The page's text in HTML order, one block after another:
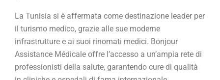
La Tunisia si è affermata come destinazione leader per
il turismo medico, grazie alle sue moderne
infrastrutture e ai suoi rinomati medici. Bonjour
Assistance Médicale offre l’accesso a un’ampia rete di
professionisti della salute, garantendo cure di qualità